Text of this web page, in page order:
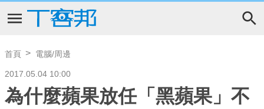
首頁 電腦/周邊
2017.05.04 10:00
為什麼蘋果放任「黑蘋果」不